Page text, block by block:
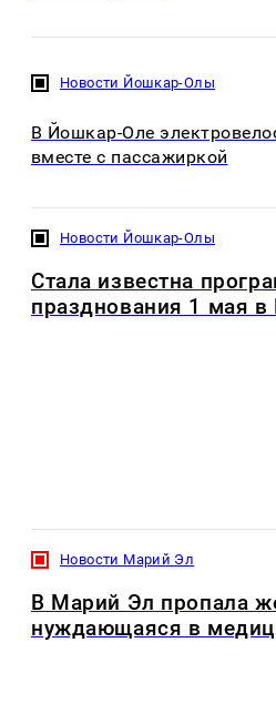
Новости Йошкар-Олы
В Йошкар-Оле
вместе с пассажиркой
Новости Йошкар-Олы
Стала известна
празднования 1 мая
Новости Марий Эл
В Марий Эл пропала
нуждающаяся в